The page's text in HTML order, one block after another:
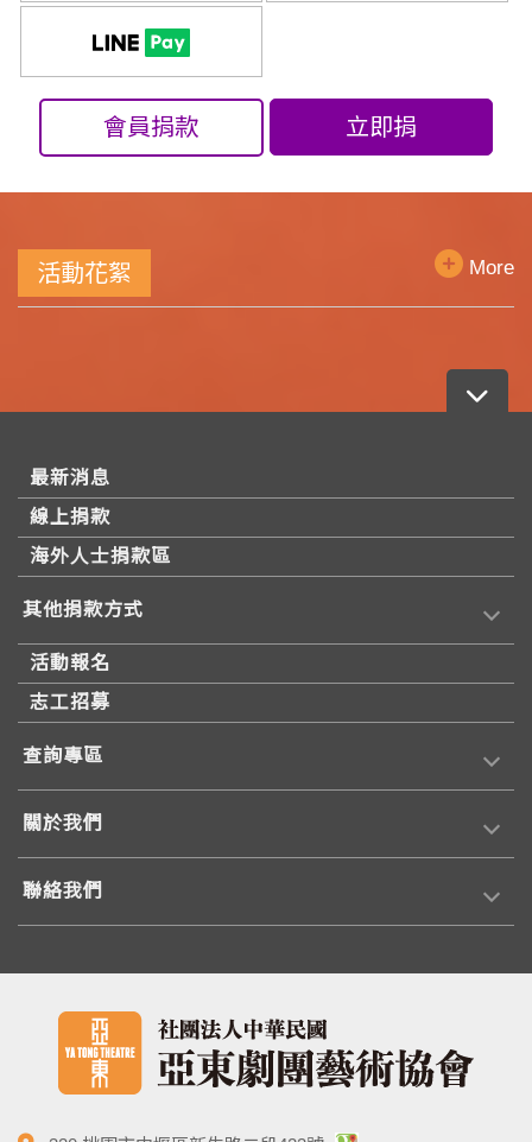
會員捐款 立即捐
活動花絮 More
最新消息
線上捐款
海外人士捐款區
其他捐款方式
活動報名
志工招募
查詢專區
關於我們
聯絡我們